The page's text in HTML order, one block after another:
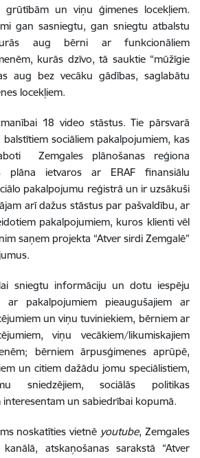
grūtībām un viņu ģimenes locekļiem.
gan sasniegtu, gan sniegtu atbalstu
aug bērni ar funkcionāliem
kurās dzīvo, tā sauktie “mūžīgie
aug bez vecāku gādības, saglabātu
locekļiem.
18 video stāstus. Tie pārsvarā
sociāliem pakalpojumiem, kas
Zemgales plānošanas reģiona
plāna ietvaros ar ERAF finansiālu
pakalpojumu reģistrā un ir uzsākuši
arī dažus stāstus par pašvaldību, ar
pakalpojumiem, kuros klienti vēl
saņem projekta “Atver sirdi Zemgalē”
sniegtu informāciju un dotu iespēju
ar pakalpojumiem pieaugušajiem ar
un viņu tuviniekiem, bērniem ar
viņu vecākiem/likumiskajiem
bērniem ārpusģimenes aprūpē,
un citiem dažādu jomu speciālistiem,
sniedzējiem, sociālās politikas
interesentam un sabiedrībai kopumā.
noskatīties vietnē youtube, Zemgales
atskaņošanas sarakstā “Atver